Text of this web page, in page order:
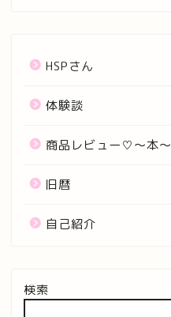
HSPさん
体験談
商品レビュー♡〜本〜
旧暦
自己紹介
検索